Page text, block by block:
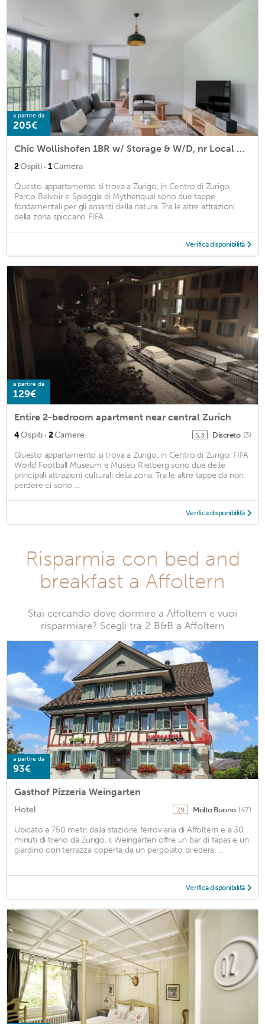
a partire da
205€
Chic Wollishofen 1BR w/ Storage & W/D, nr Local Market, by Blueground
2Ospiti · 1Camera
Questo appartamento si trova a Zurigo, in Centro di Zurigo.
Parco Belvoir e Spiaggia di Mythenquai sono due tappe
fondamentali per gli amanti della natura. Tra le altre attrazioni
della zona spiccano FIFA ...
Verifica disponibilità
a partire da
129€
Entire 2-bedroom apartment near central Zurich
4Ospiti · 2Camere 5,3 Discreto (3)
Questo appartamento si trova a Zurigo, in Centro di Zurigo. FIFA
World Football Museum e Museo Rietberg sono due delle
principali attrazioni culturali della zona. Tra le altre tappe da non
perdere ci sono ...
Verifica disponibilità
Risparmia con bed and
breakfast a Affoltern
Stai cercando dove dormire a Affoltern e vuoi
risparmiare? Scegli tra 2 B&B a Affoltern
a partire da
93€
Gasthof Pizzeria Weingarten
Hotel 7,9 Molto Buono (47)
Ubicato a 750 metri dalla stazione ferroviaria di Affoltern e a 30
minuti di treno da Zurigo, il Weingarten offre un bar di tapas e un
giardino con terrazza coperta da un pergolato di edera. ...
Verifica disponibilità